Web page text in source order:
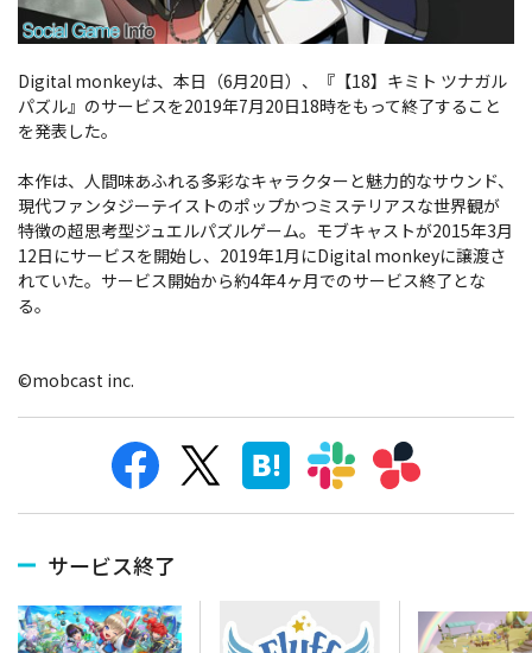
Digital monkeyは、本日（6月20日）、『【18】キミト ツナガル
パズル』のサービスを2019年7月20日18時をもって終了すること
を発表した。
本作は、人間味あふれる多彩なキャラクターと魅力的なサウンド、
現代ファンタジーテイストのポップかつミステリアスな世界観が
特徴の超思考型ジュエルパズルゲーム。モブキャストが2015年3月
12日にサービスを開始し、2019年1月にDigital monkeyに譲渡さ
れていた。サービス開始から約4年4ヶ月でのサービス終了とな
る。
©mobcast inc.
サービス終了